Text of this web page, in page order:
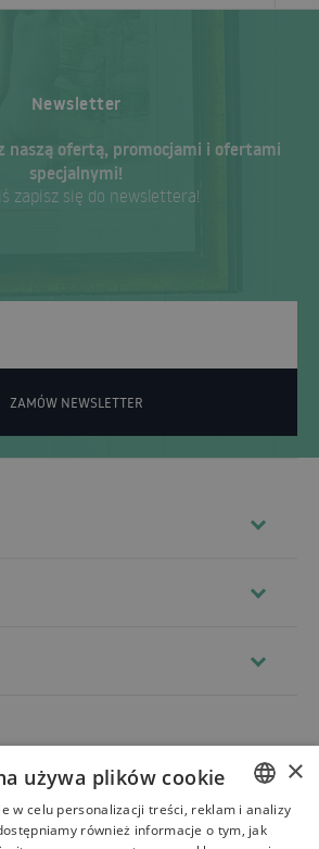
Newsletter
naszą ofertą, promocjami i ofertami
specjalnymi!
zapisz się do newslettera!
ZAMÓW NEWSLETTER
POLISH
×
używa plików cookie
w celu personalizacji treści, reklam i analizy
również informacje o tym, jak